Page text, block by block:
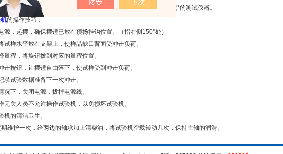
金、机械制造等单位*的检测仪器，也是科研单位进行新材料研究*的测试仪器。
的操作技巧：
，起摆，确保摆锤已放在预扬挂钩位置。（指右侧150°处）
样水平放在支架上，使样品缺口背面受冲击负荷。
程，将旋钮拨到对应的量程位置。
按钮，让摆锤自由落下，使试样受到冲击负荷。
试验数据准备下一次冲击。
下，关闭电源，拔掉电源线。
关人员不允许操作试验机，以免损坏试验机。
的清洁卫生。
护一次，给两边的轴承加上清柴油，将试验机空载转动几次，保持主轴的润滑。